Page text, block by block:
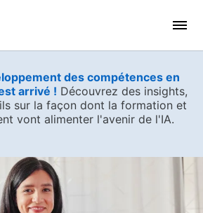
des compétences en
arrivé ! Découvrez des insights,
sur la façon dont la formation et
vont alimenter l'avenir de l'IA.